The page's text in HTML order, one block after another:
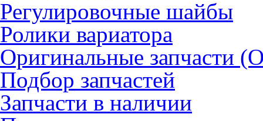
Регулировочные шайбы
Ролики вариатора
Оригинальные запчасти
Подбор запчастей
Запчасти в наличии